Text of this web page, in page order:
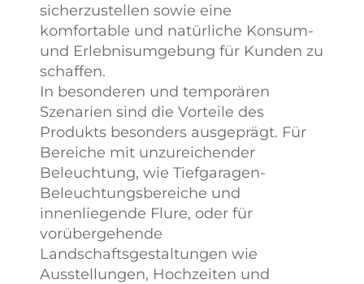
sicherzustellen sowie eine
komfortable und natürliche Konsum-
und Erlebnisumgebung für Kunden zu
schaffen.
In besonderen und temporären
Szenarien sind die Vorteile des
Produkts besonders ausgeprägt. Für
Bereiche mit unzureichender
Beleuchtung, wie Tiefgaragen-
Beleuchtungsbereiche und
innenliegende Flure, oder für
vorübergehende
Landschaftsgestaltungen wie
Ausstellungen, Hochzeiten und